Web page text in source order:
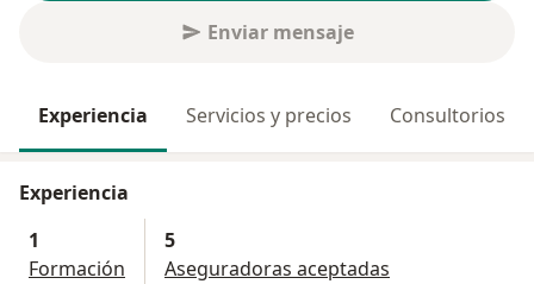
Enviar mensaje
Experiencia Servicios y precios Consultorios
Experiencia
1
Formación
5
Aseguradoras aceptadas